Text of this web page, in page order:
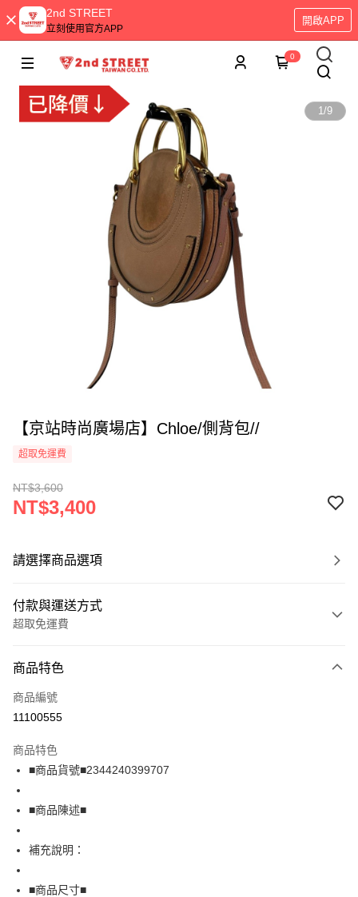
2nd STREET
立刻使用官方APP
開啟APP
0
1/9
【京站時尚廣場店】Chloe/側背包//
超取免運費
NT$3,600
NT$3,400
請選擇商品選項
付款與運送方式
超取免運費
信用卡一次付款
超商取貨付款
Apple Pay
街口支付
全盈+PAY
AFTEE先享後付
商品特色
商品編號
11100555
商品特色
■商品貨號■2344240399707
■商品陳述■
補充說明：
■商品尺寸■